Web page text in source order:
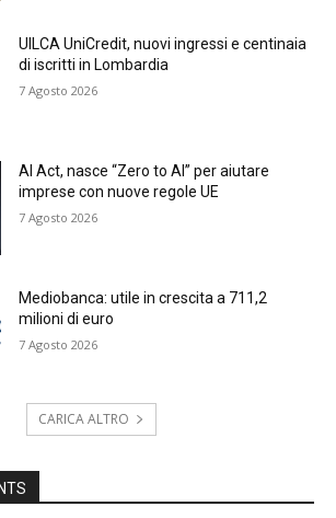
UILCA UniCredit, nuovi ingressi e centinaia
di iscritti in Lombardia
7 Agosto 2026
AI Act, nasce “Zero to AI” per aiutare
imprese con nuove regole UE
7 Agosto 2026
Mediobanca: utile in crescita a 711,2
milioni di euro
7 Agosto 2026
CARICA ALTRO